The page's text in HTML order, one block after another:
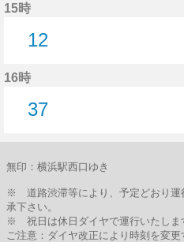
15時
12
16時
37
無印：横浜駅西口ゆき
※ 道路渋滞等により、予定どおり運
承下さい。
※ 祝日は休日ダイヤで運行いたしま
ご注意：ダイヤ改正により時刻を変